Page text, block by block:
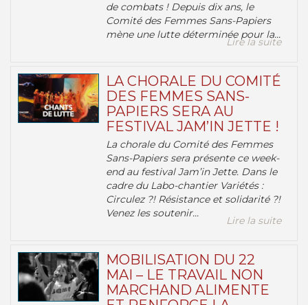
de combats ! Depuis dix ans, le
Comité des Femmes Sans-Papiers
mène une lutte déterminée pour la...
Lire la suite
LA CHORALE DU COMITÉ
DES FEMMES SANS-
PAPIERS SERA AU
FESTIVAL JAM’IN JETTE !
La chorale du Comité des Femmes
Sans-Papiers sera présente ce week-
end au festival Jam’in Jette. Dans le
cadre du Labo-chantier Variétés :
Circulez ?! Résistance et solidarité ?!
Venez les soutenir...
Lire la suite
MOBILISATION DU 22
MAI – LE TRAVAIL NON
MARCHAND ALIMENTE